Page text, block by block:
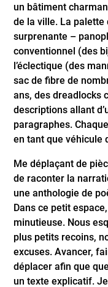
un bâtiment
de la ville. La
surprenante –
conventionnel (des
l’éclectique (des
sac de fibre de
ans, des dreadlocks
descriptions allant
paragraphes.
en tant que véhicule
Me déplaçant de
de raconter la
une anthologie de
Dans ce petit
minutieuse. Nous
plus petits recoins,
excuses. Avancer,
déplacer afin que
un texte explicatif.